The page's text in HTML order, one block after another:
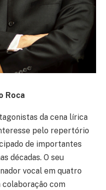
Roca
da cena lírica
pelo repertório
de importantes
décadas. O seu
vocal em quatro
colaboração com